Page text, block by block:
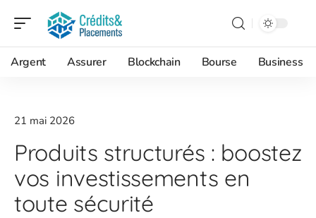
Argent Assurer Blockchain Bourse Business
21 mai 2026
Produits structurés : boostez
vos investissements en
toute sécurité